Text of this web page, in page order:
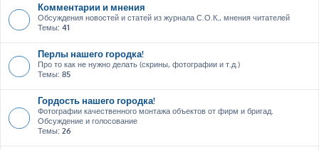
Комментарии и мнения
Обсуждения новостей и статей из журнала С.О.К., мнения читателей
Темы: 41
Перлы нашего городка!
Про то как не нужно делать (скрины, фотографии и т.д.)
Темы: 85
Гордость нашего городка!
Фотографии качественного монтажа объектов от фирм и бригад.
Обсуждение и голосование
Темы: 26